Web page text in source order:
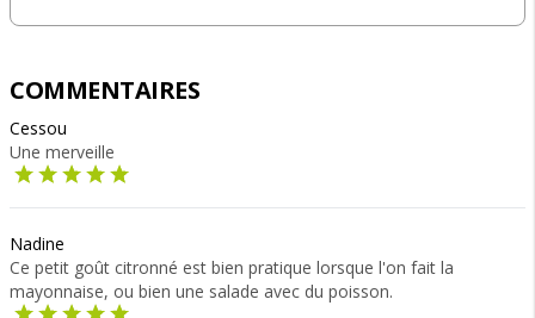
COMMENTAIRES
Cessou
Une merveille
Nadine
Ce petit goût citronné est bien pratique lorsque l'on fait la
mayonnaise, ou bien une salade avec du poisson.